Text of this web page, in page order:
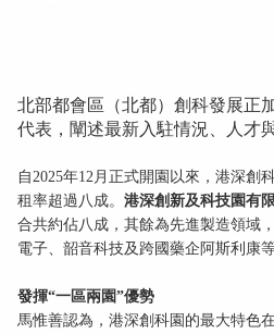
北部都會區（北都）創科發展正
代表，闡述最新入駐情況、人才
自2025年12月正式開園以來，港深創
租率超過八成。 港深創新及科技園有
合共約佔八成，其餘為先進製造領域
電子、韶音科技及跨國藥企阿斯利康
發揮“一區兩園”優勢
馬惟善認為，港深創科園的最大特色